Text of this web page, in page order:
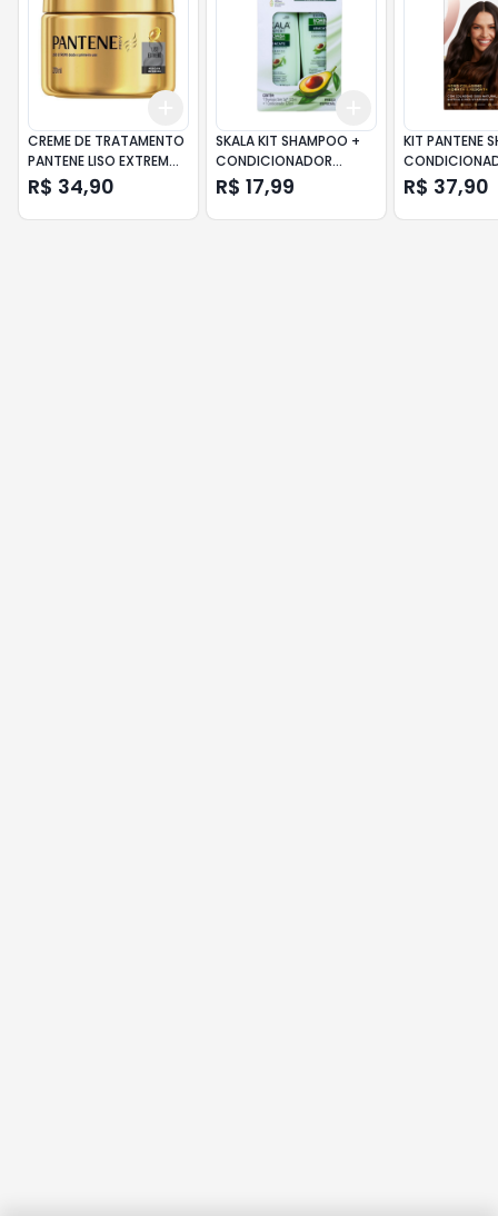
+10
CREME DE TRATAMENTO
PANTENE LISO EXTREMO
270ML
R$ 34,90
+10
Add
SKALA KIT SHAMPOO +
CONDICIONADOR
BOMBA ABACATE 325ML
R$ 17,99
KIT PANTENE
450ML
R$ 37,90